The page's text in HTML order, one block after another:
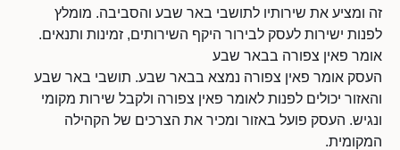
זה ומציע את שירותיו לתושבי באר שבע והסביבה. מומלץ
לפנות ישירות לעסק לבירור היקף השירותים, זמינות ותנאים.
אומר פאין צפורה בבאר שבע
העסק אומר פאין צפורה נמצא בבאר שבע. תושבי באר שבע
והאזור יכולים לפנות לאומר פאין צפורה ולקבל שירות מקומי
ונגיש. העסק פועל באזור ומכיר את הצרכים של הקהילה
המקומית.